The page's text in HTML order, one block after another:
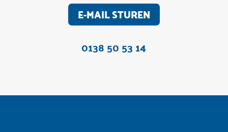
E-MAIL STUREN
0138 50 53 14